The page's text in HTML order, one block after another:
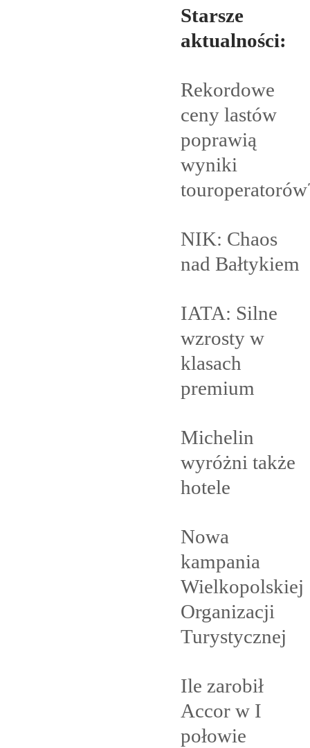
Starsze
aktualności:
Rekordowe
ceny lastów
poprawią
wyniki
NIK: Chaos
nad Bałtykiem
IATA: Silne
wzrosty w
klasach
premium
Michelin
wyróżni także
hotele
Nowa
kampania
Wielkopolskiej
Organizacji
Turystycznej
Ile zarobił
Accor w I
połowie